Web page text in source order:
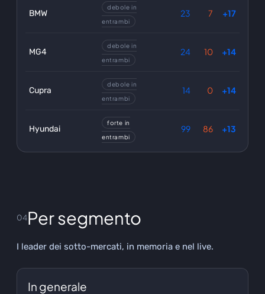
BMW
debole in
entrambi
23 7 +17
MG4
debole in
entrambi
24 10 +14
Cupra
debole in
entrambi
14 0 +14
Hyundai
forte in
entrambi
99 86 +13
04Per segmento
I leader dei sotto-mercati, in memoria e nel live.
In generale